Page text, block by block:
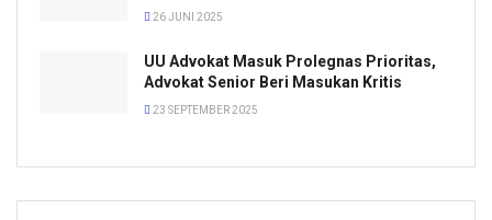
26 JUNI 2025
UU Advokat Masuk Prolegnas Prioritas,
Advokat Senior Beri Masukan Kritis
23 SEPTEMBER 2025